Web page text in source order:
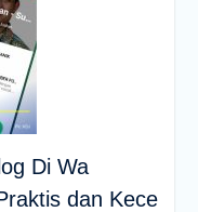
Di Wa
dan Kece